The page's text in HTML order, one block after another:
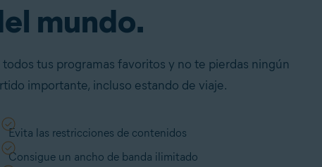
mundo.
todos tus programas favoritos y no te pierdas ningún
importante, incluso estando de viaje.
Evita las restricciones de contenidos
Consigue un ancho de banda ilimitado